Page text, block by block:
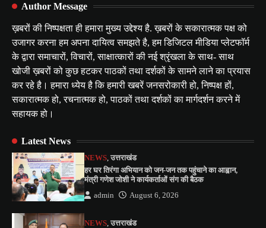
Author Message
ख़बरों की निष्पक्षता ही हमारा मुख्य उद्देश्य है. ख़बरों के सकारात्मक पक्ष को
उजागर करना हम अपना दायित्व समझते है, हम डिजिटल मीडिया प्लेटफॉर्म
के द्वारा समाचारों, विचारों, साक्षात्कारों की नई श्रृंखला के साथ- साथ
खोजी ख़बरों को कुछ हटकर पाठकों तथा दर्शकों के सामने लाने का प्रयास
कर रहे है। हमारा ध्येय है कि हमारी खबरें जनसरोकारी हो, निष्पक्ष हों,
सकारात्मक हो, रचनात्मक हो, पाठकों तथा दर्शकों का मार्गदर्शन करने में
सहायक हो।
Latest News
NEWS,उत्तराखंड
हर घर तिरंगा अभियान को जन-जन तक पहुंचाने का आह्वान,
मंत्री गणेश जोशी ने कार्यकर्ताओं संग की बैठक
admin August 6, 2026
NEWS ,उत्तराखंड